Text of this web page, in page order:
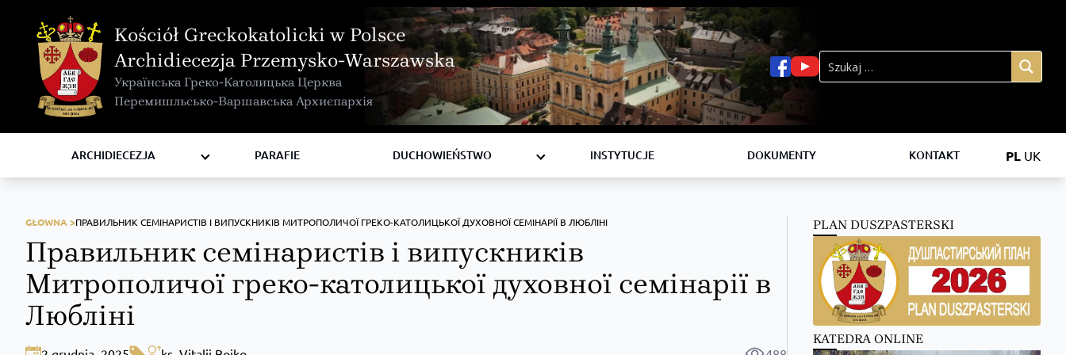
Kościół Greckokatolicki w Polsce
Archidiecezja Przemysko-Warszawska
Українська Греко-Католицька Церква
Перемишльсько-Варшавська Архиєпархія
ARCHIDIECEZJA
KURIA METROPOLITALNA
KAPITUŁA
KOMISJE I WYDZIAŁY
RADY
ZAKONY I ZGROMADZENIA
PARAFIE
DUCHOWIEŃSTWO
BISKUPI
KSIĘŻA
INSTYTUCJE
DOKUMENTY KONTAKT PL UK
GŁOWNA >ПРАВИЛЬНИК СЕМІНАРИСТІВ І ВИПУСКНИКІВ МИТРОПОЛИЧОЇ ГРЕКО-КАТОЛИЦЬКОЇ ДУХОВНОЇ СЕМІНАРІЇ В ЛЮБЛІНІ
Правильник семінаристів і випускників
Митрополичої греко-католицької духовної семінарії в
Любліні
PLAN DUSZPASTERSKI
KATEDRA ONLINE